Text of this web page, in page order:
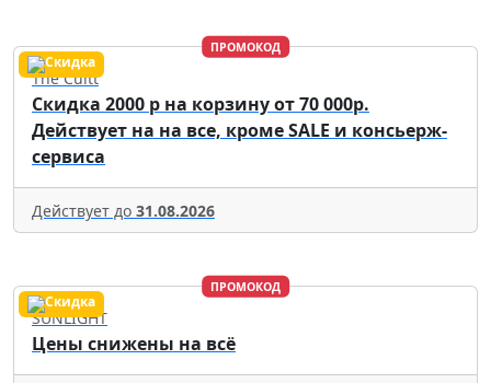
ПРОМОКОД
The Cultt
Скидка 2000 р на корзину от 70 000р.
Действует на на все, кроме SALE и консьерж-
сервиса
Действует до 31.08.2026
ПРОМОКОД
SUNLIGHT
Цены снижены на всё